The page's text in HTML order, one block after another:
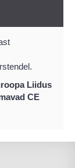
Liidus
CE